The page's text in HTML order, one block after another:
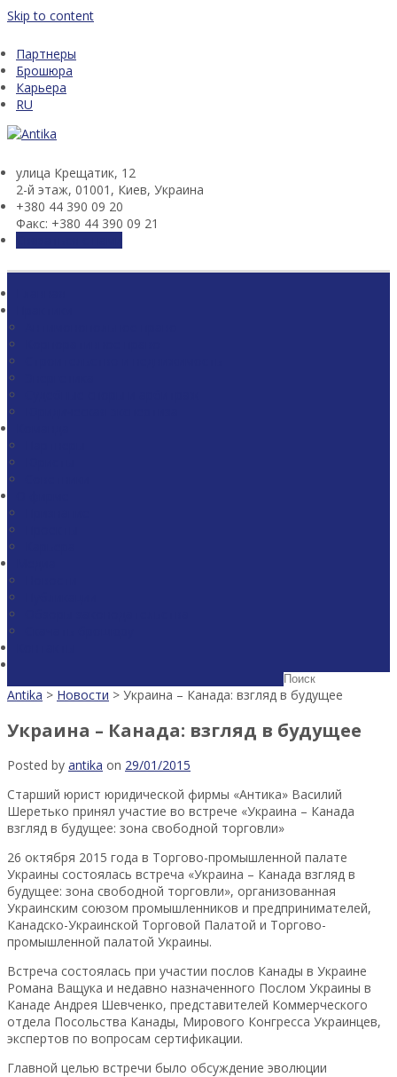
Skip to content
Партнеры
Брошюра
Карьера
RU
улица Крещатик, 12
2-й этаж, 01001, Киев, Украина
+380 44 390 09 20
Факс: +380 44 390 09 21
Antika > Новости > Украина – Канада: взгляд в будущее
Украина – Канада: взгляд в будущее
Posted by antika on 29/01/2015
Старший юрист юридической фирмы «Антика» Василий
Шеретько принял участие во встрече «Украина – Канада
взгляд в будущее: зона свободной торговли»
26 октября 2015 года в Торгово-промышленной палате
Украины состоялась встреча «Украина – Канада взгляд в
будущее: зона свободной торговли», организованная
Украинским союзом промышленников и предпринимателей,
Канадско-Украинской Торговой Палатой и Торгово-
промышленной палатой Украины.
Встреча состоялась при участии послов Канады в Украине
Романа Ващука и недавно назначенного Послом Украины в
Канаде Андрея Шевченко, представителей Коммерческого
отдела Посольства Канады, Мирового Конгресса Украинцев,
экспертов по вопросам сертификации.
Главной целью встречи было обсуждение эволюции